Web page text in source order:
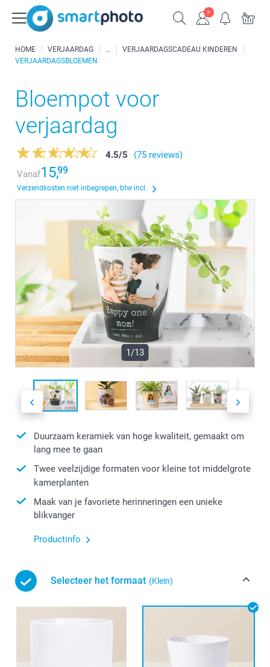
HOME VERJAARDAG
VERJAARDAGSCADEAU KINDEREN
VERJAARDAGSBLOEMEN
Bloempot voor
verjaardag
4.5/5
(75 reviews)
Vanaf15,99
Verzendkosten niet inbegrepen, btw incl.
1/13
Duurzaam keramiek van hoge kwaliteit, gemaakt om
lang mee te gaan
Twee veelzijdige formaten voor kleine tot middelgrote
kamerplanten
Maak van je favoriete herinneringen een unieke
blikvanger
Productinfo
Selecteer het formaat (Klein)